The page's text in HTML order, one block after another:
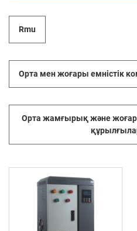
Rmu
Орта мен жоғары емністік
Ортa жамғырық және